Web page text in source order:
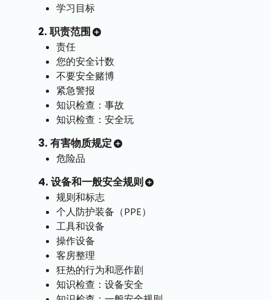
学习目标
2. 职责范围
责任
您的安全计数
不要安全赌博
紧急警报
知识检查：事故
知识检查：安全玩
3. 有害物质规定
危险品
4. 设备和一般安全规则
规则和标志
个人防护装备（PPE）
工具和设备
操作设备
客房整理
狂热的行为和恶作剧
知识检查：设备安全